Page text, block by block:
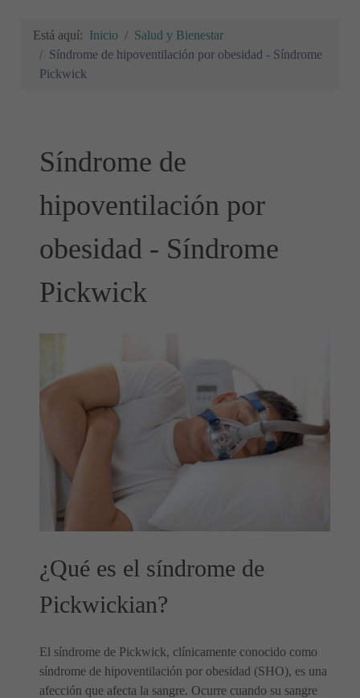
Está aquí: Inicio
Salud y Bienestar
Síndrome de hipoventilación por obesidad - Síndrome
Pickwick
Síndrome de
hipoventilación por
obesidad - Síndrome
Pickwick
¿Qué es el síndrome de
Pickwickian?
El síndrome de Pickwick, clínicamente conocido como
síndrome de hipoventilación por obesidad (SHO), es una
afección que afecta la sangre. Ocurre cuando su sangre